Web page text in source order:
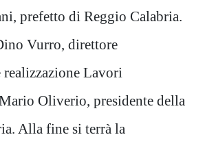
prefetto di Reggio Calabria.
Vurro, direttore
realizzazione Lavori
Oliverio, presidente della
Alla fine si terrà la